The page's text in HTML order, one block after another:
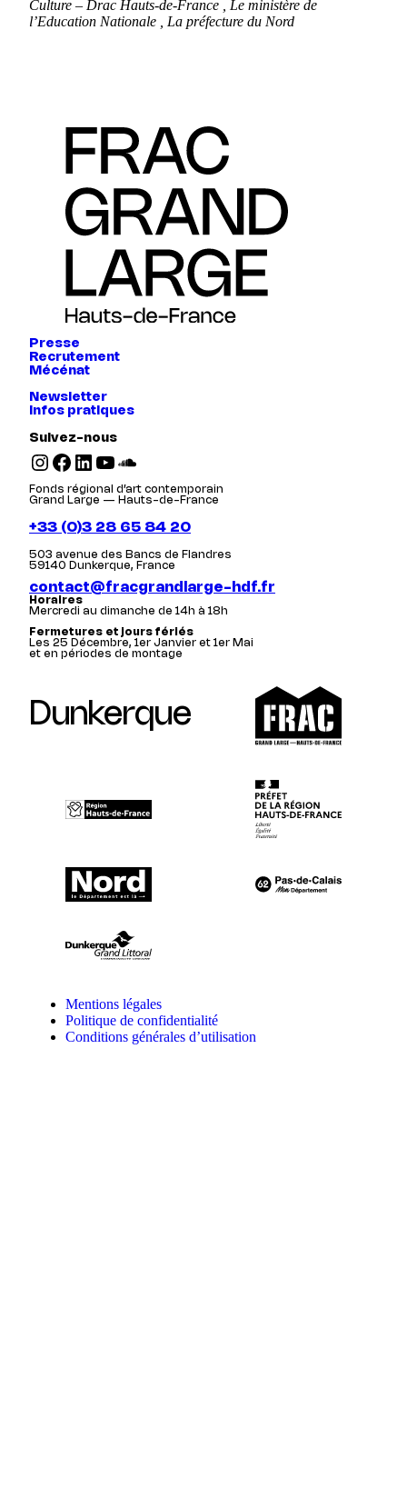
Culture – Drac Hauts-de-France , Le ministère de
l’Education Nationale , La préfecture du Nord
Presse
Recrutement
Mécénat
Newsletter
Infos pratiques
Suivez-nous
Instagram Facebook LinkedIn YouTube SoundCloud
Fonds régional d’art contemporain
Grand Large — Hauts-de-France
+33 (0)3 28 65 84 20
503 avenue des Bancs de Flandres
59140 Dunkerque, France
contact@fracgrandlarge-hdf.fr
Horaires
Mercredi au dimanche de 14h à 18h
Fermetures et jours fériés
Les 25 Décembre, 1er Janvier et 1er Mai
et en périodes de montage
Dunkerque
Mentions légales
Politique de confidentialité
Conditions générales d’utilisation